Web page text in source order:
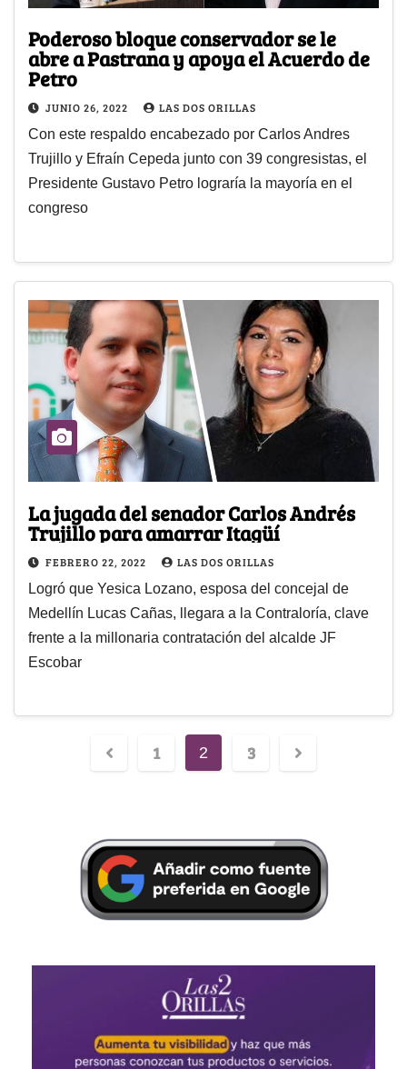
Poderoso bloque conservador se le
abre a Pastrana y apoya el Acuerdo de
Petro
JUNIO 26, 2022 LAS DOS ORILLAS
Con este respaldo encabezado por Carlos Andres
Trujillo y Efraín Cepeda junto con 39 congresistas, el
Presidente Gustavo Petro lograría la mayoría en el
congreso
La jugada del senador Carlos Andrés
Trujillo para amarrar Itagüí
FEBRERO 22, 2022 LAS DOS ORILLAS
Logró que Yesica Lozano, esposa del concejal de
Medellín Lucas Cañas, llegara a la Contraloría, clave
frente a la millonaria contratación del alcalde JF
Escobar
1 2 3